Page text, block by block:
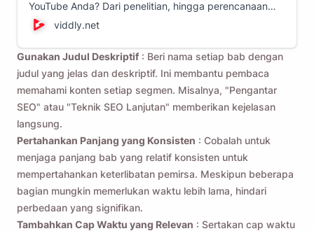
YouTube Anda? Dari penelitian, hingga perencanaan
pengambilan gambar, kami akan membahas semua
YouTube di sini!
viddly.net
Gunakan Judul Deskriptif : Beri nama setiap bab dengan
judul yang jelas dan deskriptif. Ini membantu pembaca
memahami konten setiap segmen. Misalnya, "Pengantar
SEO" atau "Teknik SEO Lanjutan" memberikan kejelasan
langsung.
Pertahankan Panjang yang Konsisten : Cobalah untuk
menjaga panjang bab yang relatif konsisten untuk
mempertahankan keterlibatan pemirsa. Meskipun beberapa
bagian mungkin memerlukan waktu lebih lama, hindari
perbedaan yang signifikan.
Tambahkan Cap Waktu yang Relevan : Sertakan cap waktu